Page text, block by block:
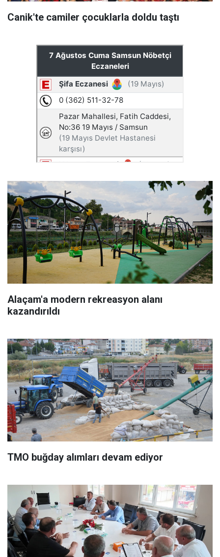
Canik'te camiler çocuklarla doldu taştı
Alaçam'a modern rekreasyon alanı
kazandırıldı
TMO buğday alımları devam ediyor